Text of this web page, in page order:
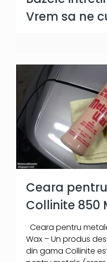
Vrem sa ne
Ceara
Collinite 850
Ceara pentru
Wax – Un produs
din gama Collinite